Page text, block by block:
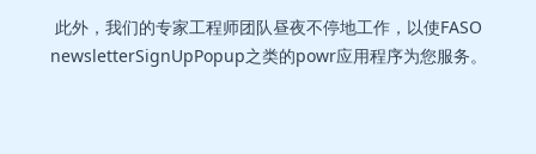
此外，我们的专家工程师团队昼夜不停地工作，以使FASO
newsletterSignUpPopup之类的powr应用程序为您服务。